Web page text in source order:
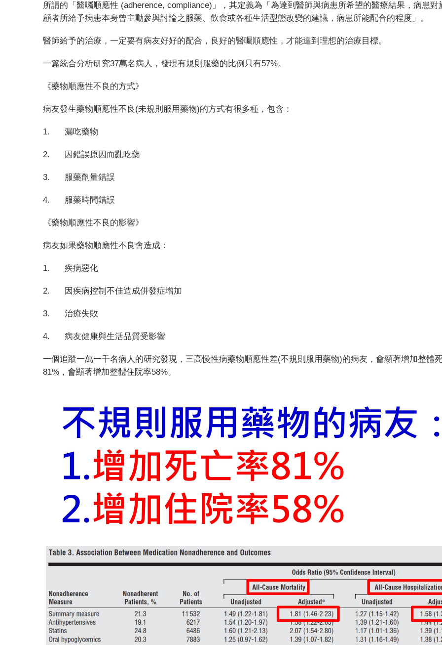
所謂的「醫囑順應性 (adherence, compliance) 」，其定義為「為達到醫師與病患所希望的醫療結果，病患對
顧者所給予病患本身曾主動參與討論之服藥、飲食或各種生活型態改變的建議，病患所能配合的程度」。
醫師給予的治療，一定要有病友好好的配合，良好的醫囑順應性，才能達到理想的治療目標。
一篇統合分析研究37萬名病人，發現有規則服藥的比例只有57%。
《藥物順應性不良的方式》
病友發生藥物順應性不良 (未規則服用藥物)的方式有很多種，包含：
1. 漏吃藥物
2. 因錯誤原因而亂吃藥
3. 服藥劑量錯誤
4. 服藥時間錯誤
《藥物順應性不良的影響》
病友如果藥物順應性不良會造成：
1. 疾病惡化
2. 因疾病控制不佳造成併發症增加
3. 治療失敗
4. 病友健康與生活品質受影響
一個追蹤一萬一千名病人的研究發現，三高慢性病藥物順應性差(不規則服用藥物)的病友，會顯著增加整體
81% ，會顯著增加整體住院率58%。